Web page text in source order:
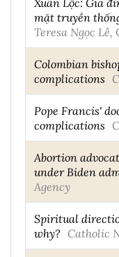
mặt truyền
Teresa Ngọc Lễ,
Colombian
complications
Pope Francis'
complications
Abortion
under Biden
Agency
Spiritual
why? Catholic